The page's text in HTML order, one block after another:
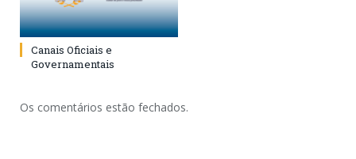
Canais Oficiais e
Governamentais
Os comentários estão fechados.